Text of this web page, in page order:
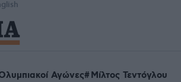
Αγώνες Μίλτος Τεντόγλου